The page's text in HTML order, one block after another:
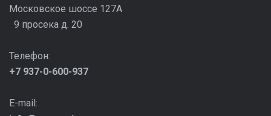
Московское шоссе 127А
9 просека д. 20
Телефон:
+7 937-0-600-937
E-mail: